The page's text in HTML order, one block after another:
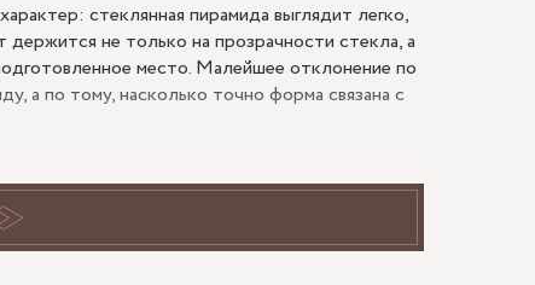
стеклянная пирамида выглядит легко,
не только на прозрачности стекла, а
место. Малейшее отклонение по
а по тому, насколько точно форма связана с
геометрия, доступ света и ощущение